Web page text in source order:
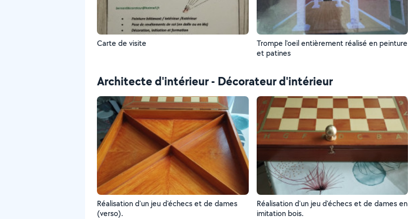
Carte de visite
Trompe l'oeil entièrement réalisé en peinture
et patines
Architecte d'intérieur - Décorateur d'intérieur
Réalisation d'un jeu d'échecs et de dames
(verso).
Réalisation d'un jeu d'échecs et de dames en
imitation bois.